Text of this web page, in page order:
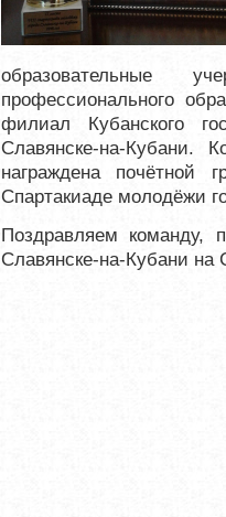
образовательные
профессионального
филиал Кубанского
Славянске-на-
награждена
Спартакиаде молодёжи
Поздравляем команду,
Славянске-на-Кубани на